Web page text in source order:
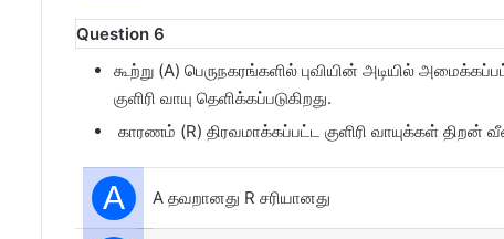
Question 6
கூற்று (A) பெருநகரங்களில் புவியின் அடியில்
குளிரி வாயு தெளிக்கப்படுகிறது.
காரணம் (R) திரவமாக்கப்பட்ட குளிரி வாயுக்கள்
A A தவறானது R சரியானது